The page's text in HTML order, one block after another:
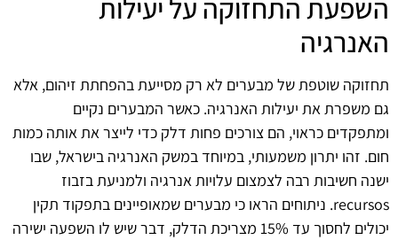
השפעת התחזוקה על יעילות
האנרגיה
תחזוקה שוטפת של מבערים לא רק מסייעת בהפחתת זיהום, אלא
גם משפרת את יעילות האנרגיה. כאשר המבערים נקיים
ומתפקדים כראוי, הם צורכים פחות דלק כדי לייצר את אותה כמות
חום. זהו יתרון משמעותי, במיוחד במשק האנרגיה בישראל, שבו
ישנה חשיבות רבה לצמצום עלויות אנרגיה ולמניעת בזבוז
recursos. ניתוחים הראו כי מבערים שמאופיינים בתפקוד תקין
יכולים לחסוך עד 15% מצריכת הדלק, דבר שיש לו השפעה ישירה